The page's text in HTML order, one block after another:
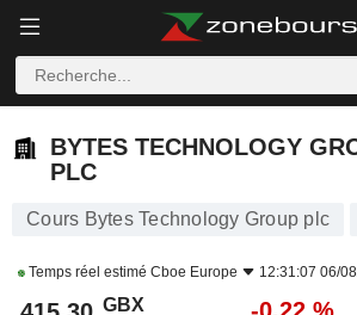
BYTES TECHNOLOGY
PLC
Cours Bytes Technology Group plc
Temps réel estimé Cboe Europe 12:31:07 06/
GBX